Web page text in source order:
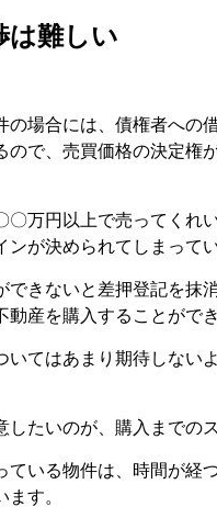
は難しい
の場合には、債権者への
ので、売買価格の決定権
〇万円以上で売ってくれ
ンが決められてしまって
できないと差押登記を抹
動産を購入することがで
いてはあまり期待しない
したいのが、購入までの
ている物件は、時間が経
す。